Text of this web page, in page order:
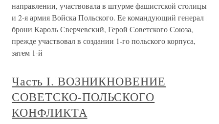
направлении, участвовала в штурме фашистской столицы
и 2-я армия Войска Польского. Ее командующий генерал
брони Кароль Сверчевский, Герой Советского Союза,
прежде участвовал в создании 1-го польского корпуса,
затем 1-й
Часть I. ВОЗНИКНОВЕНИЕ
СОВЕТСКО-ПОЛЬСКОГО
КОНФЛИКТА